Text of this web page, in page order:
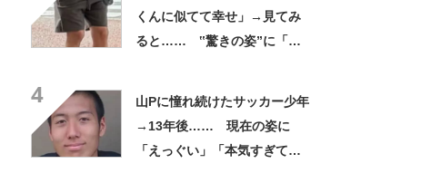
くんに似てて幸せ」→見てみ
ると…… ‟驚きの姿”に「最
4
山Pに憧れ続けたサッカー少年
→13年後…… 現在の姿に
「えっぐい」「本気すぎて尊